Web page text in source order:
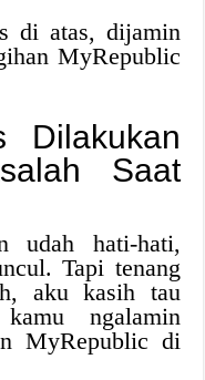
di atas, dijamin
MyRepublic
Dilakukan
Saat
udah hati-hati,
Tapi tenang
aku kasih tau
ngalamin
MyRepublic di